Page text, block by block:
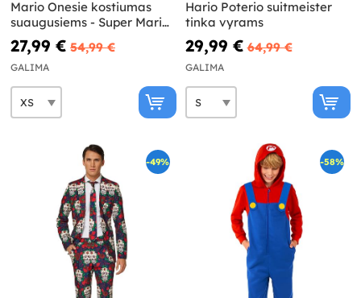
Mario Onesie kostiumas
suaugusiems - Super Mario
Bros
27,99 € 54,99 €
GALIMA
Hario Poterio suitmeister
tinka vyrams
29,99 € 64,99 €
GALIMA
-49% -58%